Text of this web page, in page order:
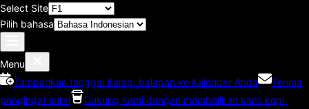
Select Site
Pilih bahasa
Menu
Tambahkan tanggal &amp; balapan ke Kalender Anda
Terima
pengingat surel
Dukung kami dengan membelikan kami kopi.